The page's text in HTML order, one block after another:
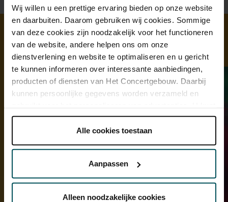
Wij willen u een prettige ervaring bieden op onze website
en daarbuiten. Daarom gebruiken wij cookies. Sommige
van deze cookies zijn noodzakelijk voor het functioneren
van de website, andere helpen ons om onze
dienstverlening en website te optimaliseren en u gericht
te kunnen informeren over interessante aanbiedingen,
producten of diensten van Het Concertgebouw. Daarbij
kunnen persoonlijke gegevens worden verzameld en
onder 'aanpassen' zelf welke cookies wij mogen
Lees onze cookieverklaring hier. Lees onze
Via decookieverklaringop onze website kunt u uw
Alle cookies toestaan
Aanpassen
Alleen noodzakelijke cookies
Ontdek meer